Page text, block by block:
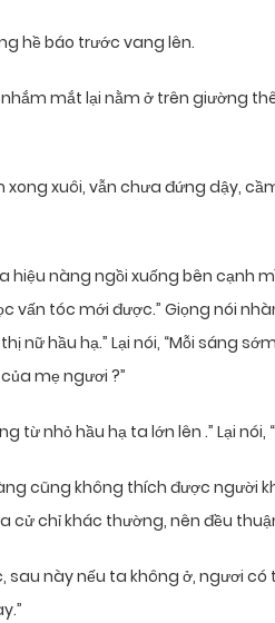
hề báo trước vang lên.
mắt lại nằm ở trên giường
xuôi, vẫn chưa đứng dậy,
hiệu nàng ngồi xuống bên cạnh
vấn tóc mới được.” Giọng nói
nữ hầu hạ.” Lại nói, “Mỗi sáng
mẹ ngươi ?”
từ nhỏ hầu hạ ta lớn lên .” Lại
cũng không thích được người
cử chỉ khác thường, nên đều
sau này nếu ta không ở, ngươi